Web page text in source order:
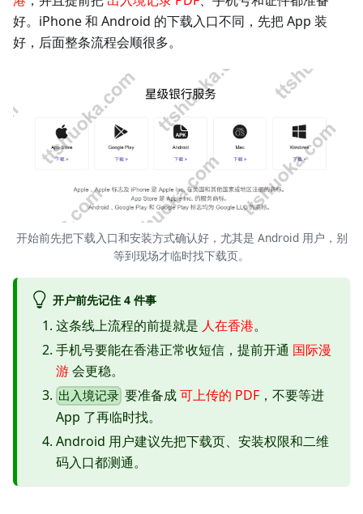
好。iPhone 和 Android 的下载入口不同，先把 App 装
好，后面整条流程会顺很多。
开始前先把下载入口和安装方式确认好，尤其是 Android 用户，别
等到现场才临时找下载页。
开户前先记住 4 件事
这条线上流程的前提就是 人在香港。
手机号要能在香港正常收短信，提前开通 国际漫
游会更稳。
出入境记录 要准备成可上传的 PDF ，不要等进
App 了再临时找。
Android 用户建议先把下载页、安装权限和二维
码入口都测通。